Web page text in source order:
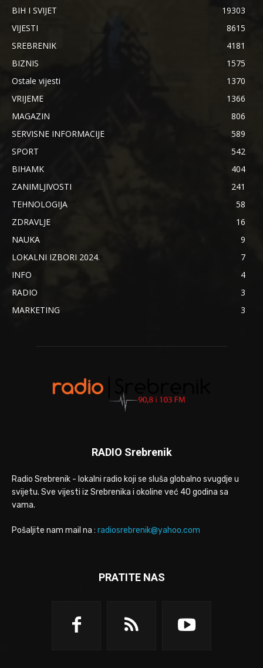
BIH I SVIJET
19303
VIJESTI
8615
SREBRENIK
4181
BIZNIS
1575
Ostale vijesti
1370
VRIJEME
1366
MAGAZIN
806
SERVISNE INFORMACIJE
589
SPORT
542
BIHAMK
404
ZANIMLJIVOSTI
241
TEHNOLOGIJA
58
ZDRAVLJE
16
NAUKA
9
LOKALNI IZBORI 2024.
7
INFO
4
RADIO
3
MARKETING
3
RADIO Srebrenik
Radio Srebrenik - lokalni radio koji se sluša globalno svugdje u
svijetu. Sve vijesti iz Srebrenika i okoline već 40 godina sa
vama.
Pošaljite nam mail na : radiosrebrenik@yahoo.com
PRATITE NAS